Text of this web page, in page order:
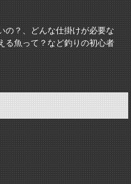
の？、どんな仕掛けが必要な
る魚って？など釣りの初心者